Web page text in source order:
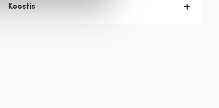
Koostis